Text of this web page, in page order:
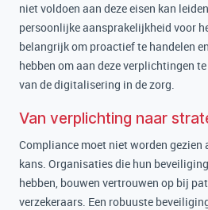
niet voldoen aan deze eisen kan
persoonlijke aansprakelijkheid voor
belangrijk om proactief te handelen
hebben om aan deze verplichtingen
van de digitalisering in de zorg.
Van verplichting naar
Compliance moet niet worden gezien
kans. Organisaties die hun
hebben, bouwen vertrouwen op bij
verzekeraars. Een robuuste